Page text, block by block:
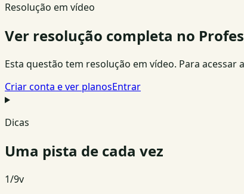
Resolução em vídeo
Ver resolução completa no
Esta questão tem resolução em vídeo. Para
Criar conta e ver planosEntrar
Dicas
Uma pista de cada vez
1/9v